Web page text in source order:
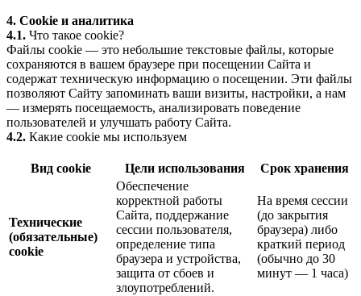
4. Cookie и аналитика
4.1. Что такое cookie?
Файлы cookie — это небольшие текстовые файлы, которые
сохраняются в вашем браузере при посещении Сайта и
содержат техническую информацию о посещении. Эти файлы
позволяют Сайту запоминать ваши визиты, настройки, а нам
— измерять посещаемость, анализировать поведение
пользователей и улучшать работу Сайта.
4.2. Какие cookie мы используем
Вид cookie Цели использования Срок хранения
Технические
(обязательные)
cookie
Обеспечение
корректной работы
Сайта, поддержание
сессии пользователя,
определение типа
браузера и устройства,
защита от сбоев и
злоупотреблений.
На время сессии
(до закрытия
браузера) либо
краткий период
(обычно до 30
минут — 1 часа)